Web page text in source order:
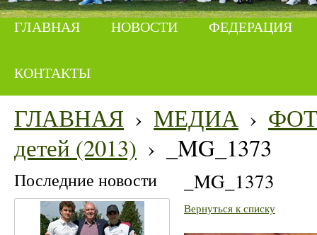
ГЛАВНАЯ НОВОСТИ ФЕДЕРАЦИЯ
КОНТАКТЫ
ГЛАВНАЯ › МЕДИА ›
детей (2013) › _MG_1373
Последние новости _MG_1373
Вернуться к списку